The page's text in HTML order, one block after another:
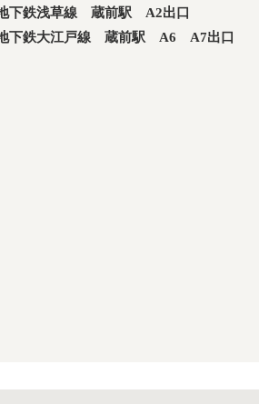
下鉄浅草線 蔵前駅 A2出口
下鉄大江戸線 蔵前駅 A6 A7出口